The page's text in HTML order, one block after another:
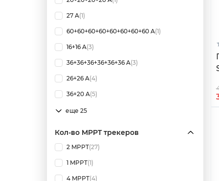
27 A(1)
60+60+60+60+60+60+60+60 A(1)
16+16 A(3)
36+36+36+36+36+36 A(3)
26+26 A(4)
36+20 A(5)
еще 25
Кол-во MPPT трекеров
2 MPPT(27)
1 MPPT(1)
4 MPPT(4)